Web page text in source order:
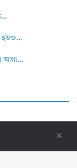
ইউজ...
আগা...